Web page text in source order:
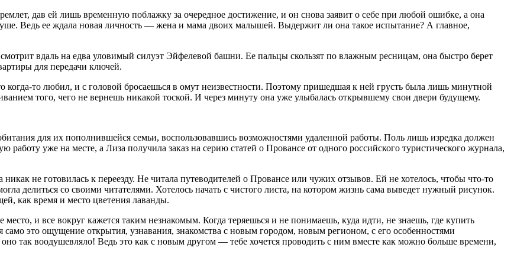
дав ей лишь временную поблажку за очередное достижение, и он снова заявит о себе при любой ошибке, а она
Ведь ее ждала новая личность — жена и мама двоих малышей. Выдержит ли она такое испытание? А главное,
вдаль на едва уловимый силуэт Эйфелевой башни. Ее пальцы скользят по влажным ресницам, она быстро берет
для передачи ключей.
когда-то любил, и с головой бросаешься в омут неизвестности. Поэтому пришедшая к ней грусть была лишь минутной
того, чего не вернешь никакой тоской. И через минуту она уже улыбалась открывшему свои двери будущему.
для их пополнившейся семьи, воспользовавшись возможностями удаленной работы. Поль лишь изредка должен
уже на месте, а Лиза получила заказ на серию статей о Провансе от одного российского туристического журнала,
не готовилась к переезду. Не читала путеводителей о Провансе или чужих отзывов. Ей не хотелось, чтобы что-то
делиться со своими читателями. Хотелось начать с чистого листа, на котором жизнь сама выведет нужный рисунок.
как время и место цветения лаванды.
и все вокруг кажется таким незнакомым. Когда теряешься и не понимаешь, куда идти, не знаешь, где купить
это ощущение открытия, узнавания, знакомства с новым городом, новым регионом, с его особенностями
так воодушевляло! Ведь это как с новым другом — тебе хочется проводить с ним вместе как можно больше времени,